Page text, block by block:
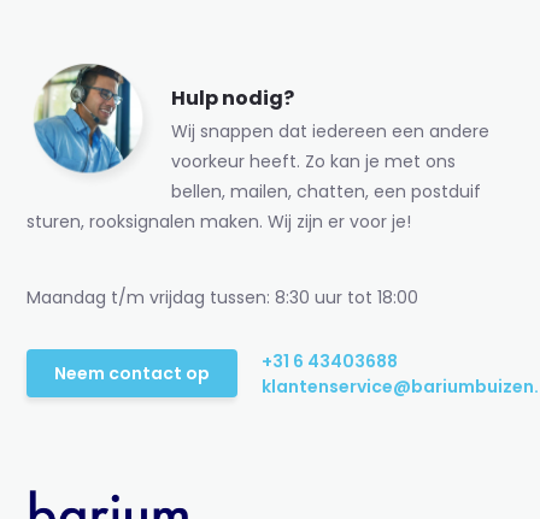
Hulp nodig?
Wij snappen dat iedereen een andere
voorkeur heeft. Zo kan je met ons
bellen, mailen, chatten, een postduif
sturen, rooksignalen maken. Wij zijn er voor je!
Maandag t/m vrijdag tussen: 8:30 uur tot 18:00
Neem contact op
+31 6 43403688